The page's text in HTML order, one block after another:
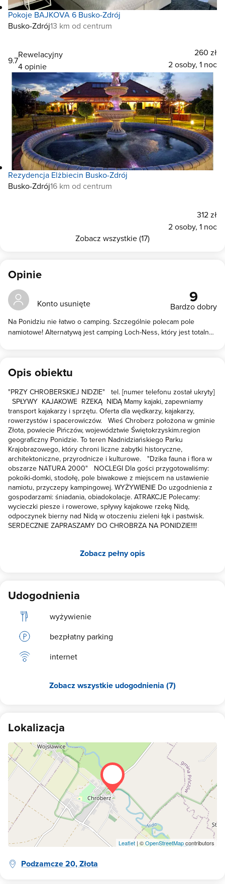
Pokoje BAJKOVA 6 Busko-Zdrój
Busko-Zdrój13 km od centrum
9.7
Rewelacyjny
4 opinie
260 zł
2 osoby, 1 noc
Rezydencja Elżbiecin Busko-Zdrój
Busko-Zdrój16 km od centrum
312 zł
2 osoby, 1 noc
Zobacz wszystkie (17)
Opinie
Konto usunięte 9
Bardzo dobry
Na Ponidziu nie łatwo o camping. Szczególnie polecam pole
namiotowe! Alternatywą jest camping Loch-Ness, który jest totalną
Opis obiektu
"PRZY CHROBERSKIEJ NIDZIE" tel. [numer telefonu został ukryty]
SPŁYWY KAJAKOWE RZEKĄ NIDĄ Mamy kajaki, zapewniamy
transport kajakarzy i sprzętu. Oferta dla wędkarzy, kajakarzy,
rowerzystów i spacerowiczów. Wieś Chroberz położona w gminie
Złota, powiecie Pińczów, województwie Świętokrzyskim.region
geograficzny Ponidzie. To teren Nadnidziańskiego Parku
Krajobrazowego, który chroni liczne zabytki historyczne,
architektoniczne, przyrodnicze i kulturowe. "Dzika fauna i flora w
obszarze NATURA 2000" NOCLEGI Dla gości przygotowaliśmy:
pokoiki-domki, stodołę, pole biwakowe z miejscem na ustawienie
namiotu, przyczepy kampingowej. WYŻYWIENIE Do uzgodnienia z
gospodarzami: śniadania, obiadokolacje. ATRAKCJE Polecamy:
wycieczki piesze i rowerowe, spływy kajakowe rzeką Nidą,
odpoczynek bierny nad Nidą w otoczeniu zieleni łąk i pastwisk.
SERDECZNIE ZAPRASZAMY DO CHROBRZA NA PONIDZIE!!!!
Zobacz pełny opis
Udogodnienia
wyżywienie
bezpłatny parking
internet
Zobacz wszystkie udogodnienia (7)
Lokalizacja
Leaflet | ©OpenStreetMapcontributors
Podzamcze 20, Złota